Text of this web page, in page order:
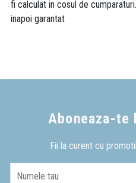
fi calculat in cosul de
inapoi garantat
Aboneaza-te
Fii la curent cu
Numele tau